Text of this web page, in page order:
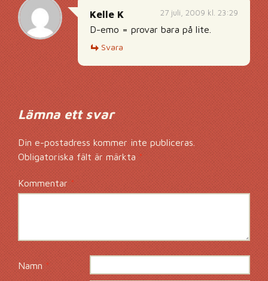
27 juli, 2009 kl. 23:29
Kelle K
D-emo = provar bara på lite.
Svara
Lämna ett svar
Din e-postadress kommer inte publiceras.
Obligatoriska fält är märkta *
Kommentar*
Namn *